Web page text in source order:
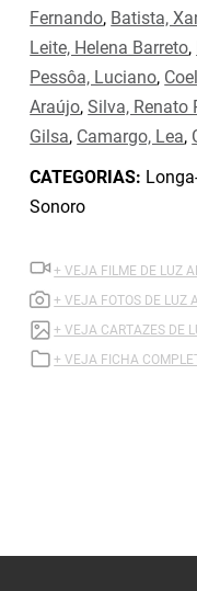
Fernando, Batista,
Leite, Helena Barreto,
Pessôa, Luciano,
Araújo,Silva, Renato
Gilsa, Camargo, Lea,
CATEGORIAS:
Sonoro
+ VEJA FILME DE LUZ
+ VEJA FOTOS DE LUZ
+ VEJA CARTAZES DE
+ VEJA FICHA